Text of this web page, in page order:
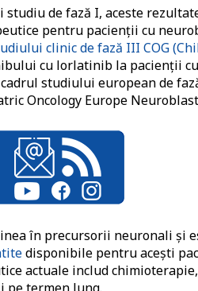
de fază I, aceste
pentru pacienţii cu
clinic de fază III COG
cu lorlatinib la pacienţii
studiului european de
Oncology Europe
în precursorii neuronali şi
disponibile pentru acești
actuale includ